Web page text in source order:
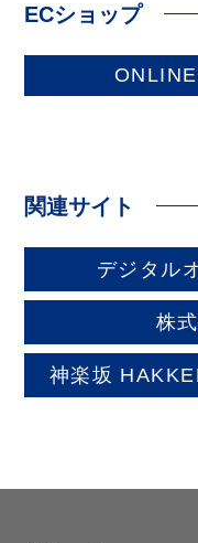
ECショップ
関連サイト
デジタル
株
神楽坂